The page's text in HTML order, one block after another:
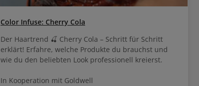
Color Infuse: Cherry Cola
Der Haartrend 🍒 Cherry Cola – Schritt für Schritt
erklärt! Erfahre, welche Produkte du brauchst und
wie du den beliebten Look professionell kreierst.
In Kooperation mit Goldwell